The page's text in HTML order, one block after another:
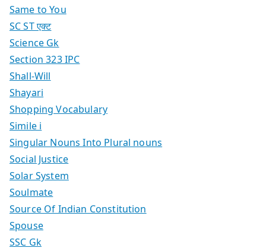
Same to You
SC ST एक्ट
Science Gk
Section 323 IPC
Shall-Will
Shayari
Shopping Vocabulary
Simile i
Singular Nouns Into Plural nouns
Social Justice
Solar System
Soulmate
Source Of Indian Constitution
Spouse
SSC Gk